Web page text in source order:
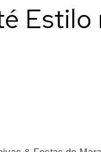
Estilo